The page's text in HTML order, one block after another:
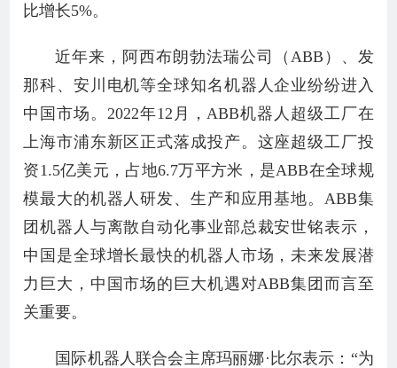
比增长5%。
近年来，阿西布朗勃法瑞公司（ABB）、发
那科、安川电机等全球知名机器人企业纷纷进入
中国市场。2022年12月，ABB机器人超级工厂在
上海市浦东新区正式落成投产。这座超级工厂投
资1.5亿美元，占地6.7万平方米，是ABB在全球规
模最大的机器人研发、生产和应用基地。ABB集
团机器人与离散自动化事业部总裁安世铭表示，
中国是全球增长最快的机器人市场，未来发展潜
力巨大，中国市场的巨大机遇对ABB集团而言至
关重要。
国际机器人联合会主席玛丽娜·比尔表示：“为